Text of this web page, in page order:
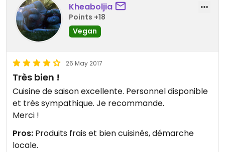
Kheaboljia
Points +18
Vegan
26 May 2017
Très bien !
Cuisine de saison excellente. Personnel disponible
et très sympathique. Je recommande.
Merci !
Pros: Produits frais et bien cuisinés, démarche
locale.